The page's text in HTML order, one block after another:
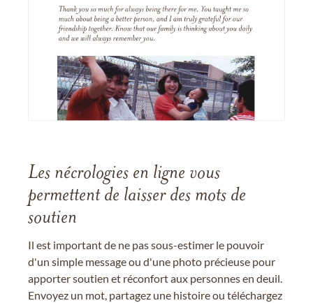
Les nécrologies en ligne vous
permettent de laisser des mots de
soutien
Il est important de ne pas sous-estimer le pouvoir
d'un simple message ou d'une photo précieuse pour
apporter soutien et réconfort aux personnes en deuil.
Envoyez un mot, partagez une histoire ou téléchargez